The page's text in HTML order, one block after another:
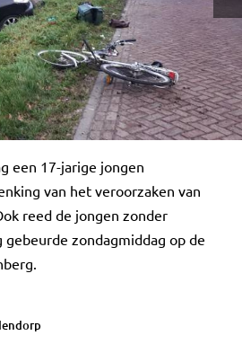
een 17-jarige jongen
van het veroorzaken van
reed de jongen zonder
zondagmiddag op de